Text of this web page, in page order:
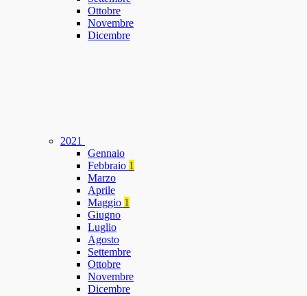
Ottobre
Novembre
Dicembre
2021
Gennaio
Febbraio 1
Marzo
Aprile
Maggio 1
Giugno
Luglio
Agosto
Settembre
Ottobre
Novembre
Dicembre